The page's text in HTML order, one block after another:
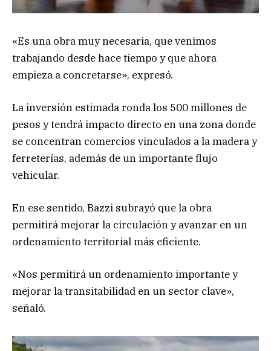
«Es una obra muy necesaria, que venimos
trabajando desde hace tiempo y que ahora
empieza a concretarse», expresó.
La inversión estimada ronda los 500 millones de
pesos y tendrá impacto directo en una zona donde
se concentran comercios vinculados a la madera y
ferreterías, además de un importante flujo
vehicular.
En ese sentido, Bazzi subrayó que la obra
permitirá mejorar la circulación y avanzar en un
ordenamiento territorial más eficiente.
«Nos permitirá un ordenamiento importante y
mejorar la transitabilidad en un sector clave»,
señaló.